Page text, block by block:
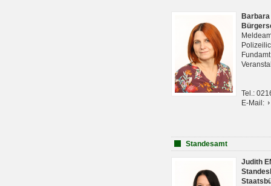
Tel.:
E-Mail:
Standesamt
Judith